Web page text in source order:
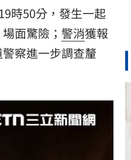
時50分，發生一起
面驚險； 警消獲報
察進一步調查釐